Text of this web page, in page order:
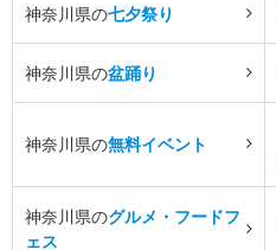
神奈川県の七夕祭り
神奈川県の盆踊り
神奈川県の無料イベント
神奈川県のグルメ・フードフ
ェス